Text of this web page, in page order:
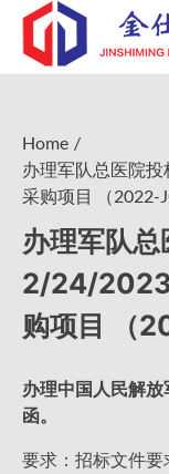
Skip
content
Home
办理军队总医院
采购项目 （2022-
办理军队
2/24/2023
购项目 （
办理中国人民解放
函。
要求：招标文件要